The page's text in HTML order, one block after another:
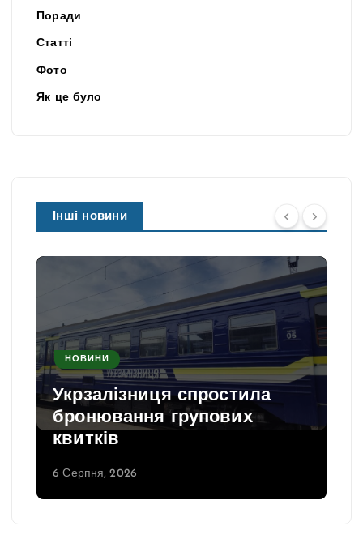
Поради
Статті
Фото
Як це було
Інші новини
НОВИНИ
Укрзалізниця спростила
бронювання групових
квитків
6 Серпня, 2026